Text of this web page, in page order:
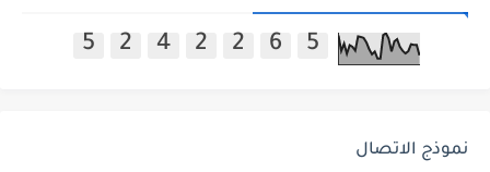
5 2 4 2 2 6 5
نموذج الاتصال